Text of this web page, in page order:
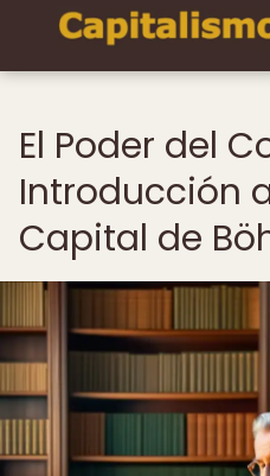
El Poder del
Introducción
Capital de